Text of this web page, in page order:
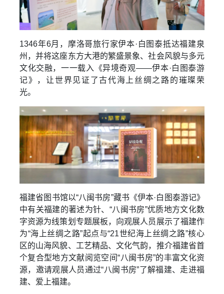
1346年6月，摩洛哥旅行家伊本·白图泰抵达福建泉
州，并将这座东方大港的繁盛景象、社会风貌与多元
文化交融，一一载入《异境奇观——伊本·白图泰游
记》，让世界见证了古代海上丝绸之路的璀璨荣
光。
福建省图书馆以“八闽书房”藏书《伊本·白图泰游记》
中有关福建的著述为针、“八闽书房”优质地方文化数
字资源为线策划专题展板，向观展人员展示了福建作
为“海上丝绸之路”起点与“21世纪海上丝绸之路”核心
区的山海风貌、工艺精品、文化气韵，推介福建省首
个复合型地方文献阅览空间“八闽书房”的丰富文化资
源，邀请观展人员通过“八闽书房”了解福建、走进福
建、爱上福建。